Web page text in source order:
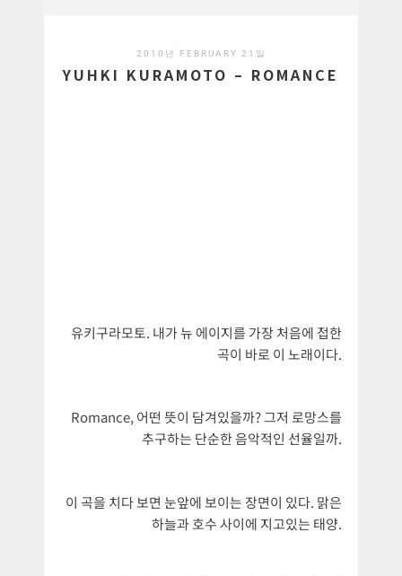
2010년 FEBRUARY 21일
YUHKI KURAMOTO – ROMANCE
유키구라모토. 내가 뉴 에이지를 가장 처음에 접한
곡이 바로 이 노래이다.
Romance, 어떤 뜻이 담겨있을까? 그저 로망스를
추구하는 단순한 음악적인 선율일까.
이 곡을 치다 보면 눈앞에 보이는 장면이 있다. 맑은
하늘과 호수 사이에 지고있는 태양.